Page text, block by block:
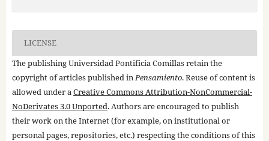
LICENSE
The publishing Universidad Pontificia Comillas retain the
copyright of articles published in Pensamiento. Reuse of content is
allowed under a Creative Commons Attribution-NonCommercial-
NoDerivates 3.0 Unported. Authors are encouraged to publish
their work on the Internet (for example, on institutional or
personal pages, repositories, etc.) respecting the conditions of this